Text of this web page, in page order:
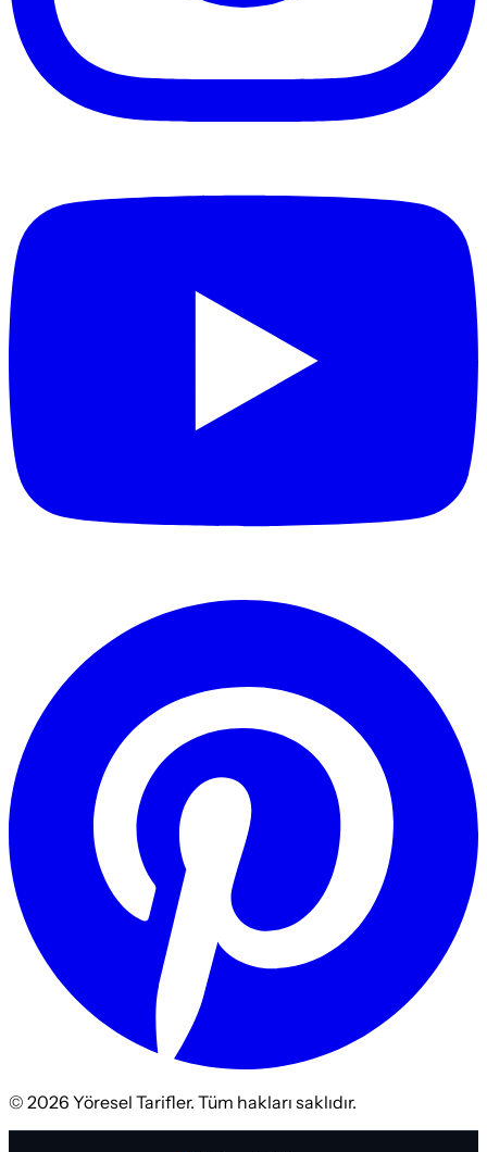
© 2026 Yöresel Tarifler. Tüm hakları saklıdır.